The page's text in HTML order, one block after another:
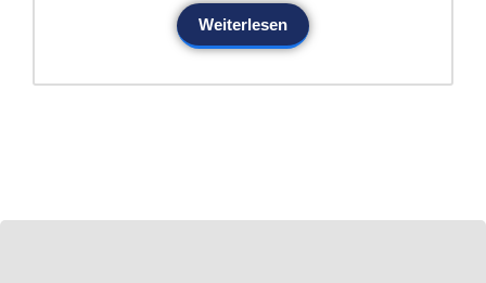
Weiterlesen